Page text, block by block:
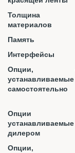
Толщина
материалов
Память
Интерфейсы
Опции,
устанавливаемые
самостоятельно
Опции
устанавливаемые
дилером
Опции,